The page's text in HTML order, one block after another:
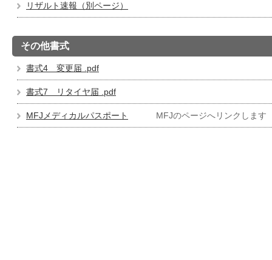
リザルト速報（別ページ）
その他書式
書式4 変更届 .pdf
書式7 リタイヤ届 .pdf
MFJメディカルパスポート MFJのページへリンクします